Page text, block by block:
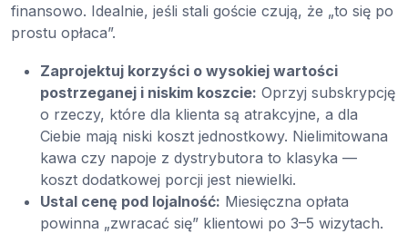
finansowo. Idealnie, jeśli stali goście czują, że „to się po
prostu opłaca”.
Zaprojektuj korzyści o wysokiej wartości
postrzeganej i niskim koszcie: Oprzyj subskrypcję
o rzeczy, które dla klienta są atrakcyjne, a dla
Ciebie mają niski koszt jednostkowy. Nielimitowana
kawa czy napoje z dystrybutora to klasyka —
koszt dodatkowej porcji jest niewielki.
Ustal cenę pod lojalność: Miesięczna opłata
powinna „zwracać się” klientowi po 3–5 wizytach.